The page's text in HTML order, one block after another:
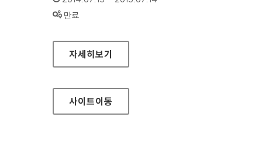
상태 :
만료
신한카드 개인
자세히보기
사이트이동